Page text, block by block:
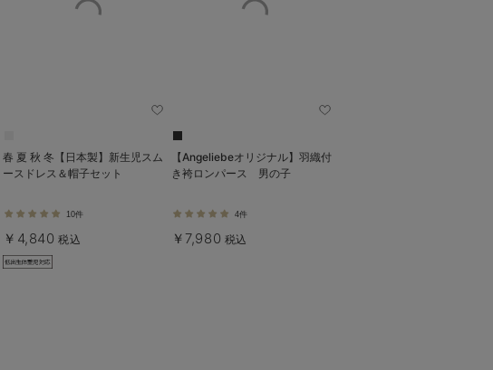
春 夏 秋 冬【日本製】新生児スム
ースドレス＆帽子セット
10件
￥4,840 税込
【Angeliebeオリジナル】羽織付
き袴ロンパース 男の子
4件
￥7,980 税込